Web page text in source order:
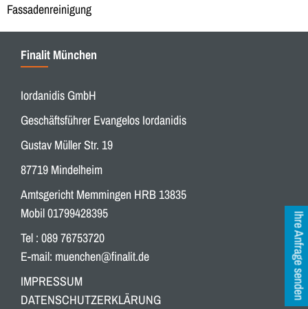
Fassadenreinigung
Finalit München
Iordanidis GmbH
Geschäftsführer Evangelos Iordanidis
Gustav Müller Str. 19
87719 Mindelheim
Amtsgericht Memmingen HRB 13835
Mobil 01799428395
Tel : 089 76753720
E-mail: muenchen@finalit.de
IMPRESSUM
DATENSCHUTZERKLÄRUNG
Ihre Anfrage senden